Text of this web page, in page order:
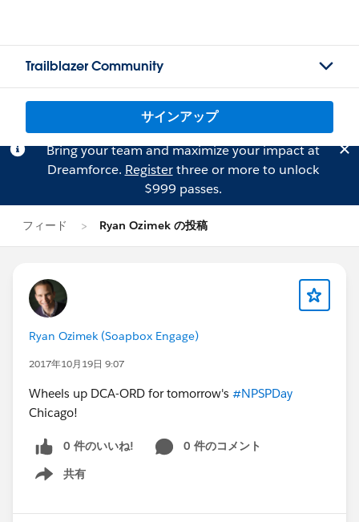
Trailblazer Community
サインアップ
Bring your team and maximize your impact at
Dreamforce. Registerthree or more to unlock
$999 passes.
フィード Ryan Ozimek の投稿
Ryan Ozimek (Soapbox Engage)
2017年10月19日 9:07
Wheels up DCA-ORD for tomorrow's #NPSPDay
Chicago!
0 件のいいね!
0 件のコメント
共有
Show menu